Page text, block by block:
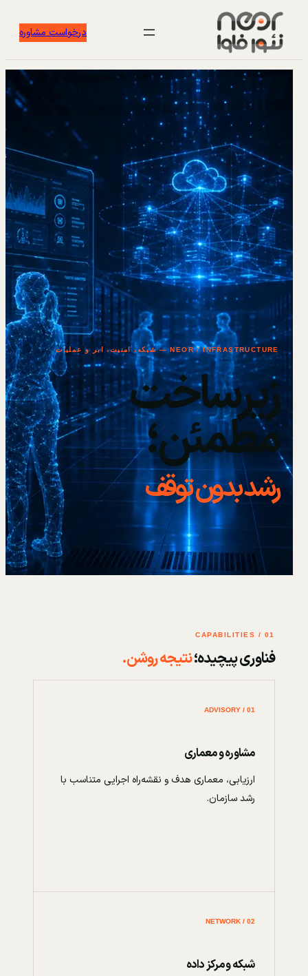
درخواست مشاوره
NEOR / INFRASTRUCTURE — شبکه، امنیت، ابر و عملیات
زیرساخت
مطمئن؛
رشد بدون توقف
01 / CAPABILITIES
فناوری پیچیده؛نتیجه روشن.
01 / ADVISORY
مشاوره و معماری
ارزیابی، معماری هدف و نقشه‌راه اجرایی متناسب با
رشد سازمان.
02 / NETWORK
شبکه و مرکز داده